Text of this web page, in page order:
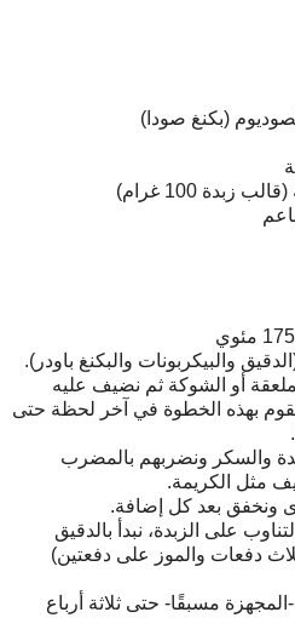
100 غرام)
والبيكربونات والبكنغ باودر).
أو الشوكة ثم نضيف عليه
نقوم بهذه الخطوة في آخر لحظة حتى
والسكر ونضربهم بالمضرب
مثل الكريمة.
ونخفق بعد كل إضافة.
على الزبدة، نبدأ بالدقيق
دفعات والموز على دفعتين)
مسبقًا- حتى ثلاثة أرباع